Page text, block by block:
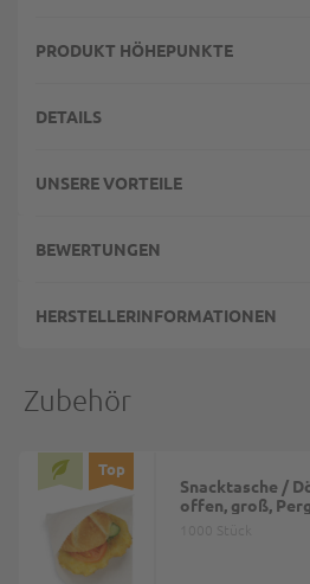
PRODUKT HÖHEPUNKTE
DETAILS
UNSERE VORTEILE
BEWERTUNGEN
HERSTELLERINFORMATIONEN
Zubehör
Top
Snacktasche /
offen, groß,